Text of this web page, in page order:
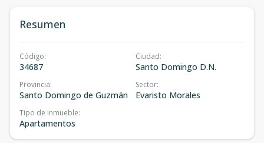
Resumen
Código:
34687
Ciudad:
Santo Domingo D.N.
Provincia:
Santo Domingo de Guzmán
Sector:
Evaristo Morales
Tipo de inmueble:
Apartamentos